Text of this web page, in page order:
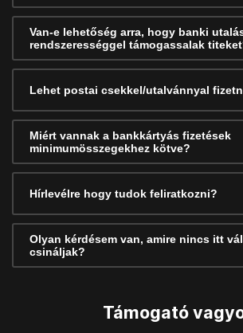
Van-e lehetőség arra, hogy banki
rendszerességgel támogassalak
Lehet postai csekkel/utalvánnyal
Miért vannak a bankkártyás fizetések
minimumösszegekhez kötve?
Hírlevélre hogy tudok feliratkozni?
Olyan kérdésem van, amire nincs itt
csináljak?
Támogató